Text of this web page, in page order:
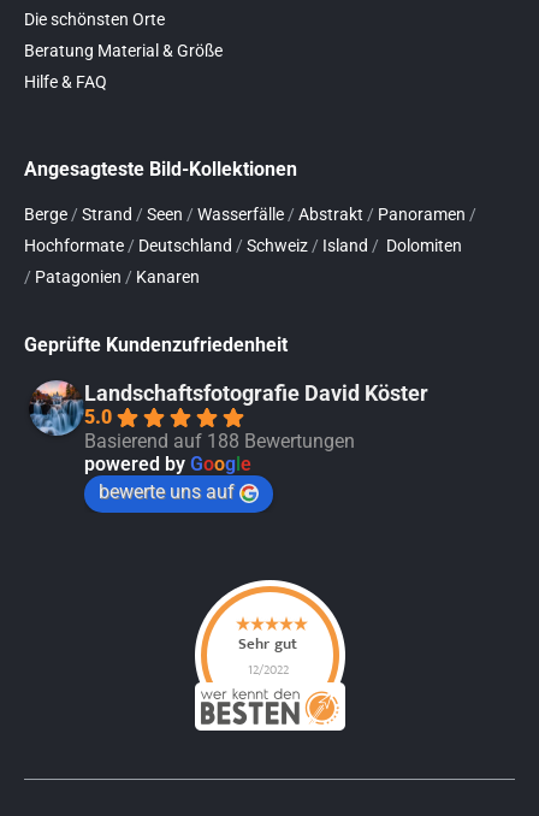
Die schönsten Orte
Beratung Material & Größe
Hilfe & FAQ
Angesagteste Bild-Kollektionen
Berge / Strand / Seen / Wasserfälle / Abstrakt / Panoramen /
Hochformate / Deutschland / Schweiz / Island / Dolomiten
/ Patagonien / Kanaren
Geprüfte Kundenzufriedenheit
Landschaftsfotografie David Köster
5.0
Basierend auf 188 Bewertungen
powered by Google
bewerte uns auf